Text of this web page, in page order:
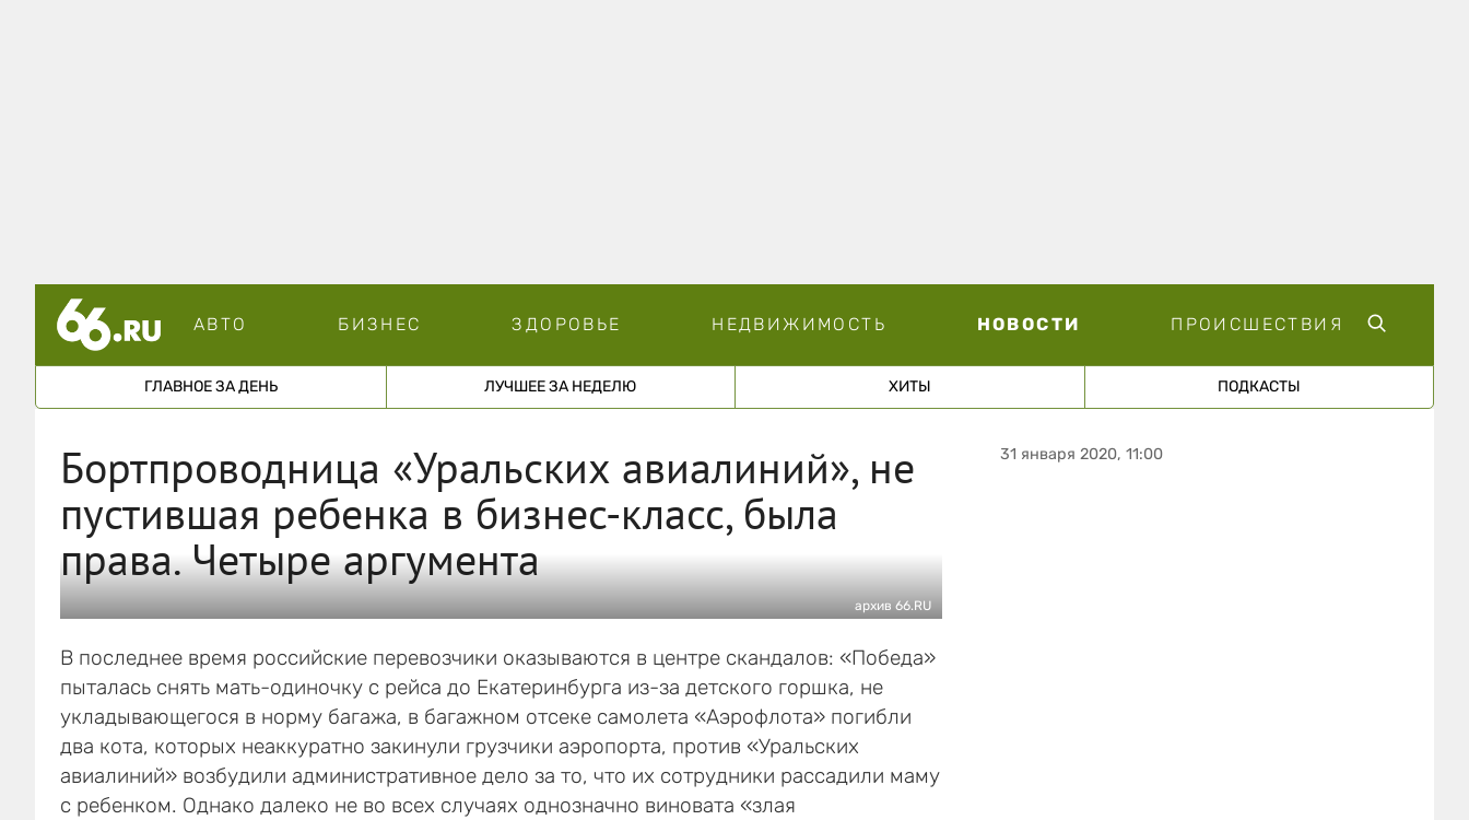
АВТО БИЗНЕС ЗДОРОВЬЕ НЕДВИЖИМОСТЬ НОВОСТИ ПРОИСШЕСТВИЯ
ГЛАВНОЕ ЗА ДЕНЬ ЛУЧШЕЕ ЗА НЕДЕЛЮ ХИТЫ ПОДКАСТЫ
Бортпроводница «Уральских авиалиний», не
пустившая ребенка в бизнес-класс, была
права. Четыре аргумента
архив 66.RU
В последнее время российские перевозчики оказываются в центре скандалов: «Победа»
пыталась снять мать-одиночку с рейса до Екатеринбурга из-за детского горшка, не
укладывающегося в норму багажа, в багажном отсеке самолета «Аэрофлота» погибли
два кота, которых неаккуратно закинули грузчики аэропорта, против «Уральских
авиалиний» возбудили административное дело за то, что их сотрудники рассадили маму
с ребенком. Однако далеко не во всех случаях однозначно виновата «злая
31 января 2020, 11:00